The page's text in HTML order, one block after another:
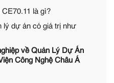
là gì?
lý dự án có giá trị như
về Quản Lý Dự Án
Công Nghệ Châu Á